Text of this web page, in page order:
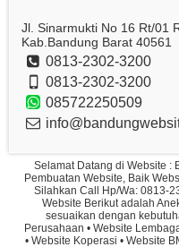
Jl. Sinarmukti No 16 Rt/01
Kab.Bandung Barat 40561
0813-2302-3200
0813-2302-3200
085722250509
Selamat Datang di Website :
Pembuatan Website, Baik
Silahkan Call Hp/Wa: 0813-
Website Berikut adalah
sesuaikan dengan
Perusahaan • Website
• Website Koperasi • Website